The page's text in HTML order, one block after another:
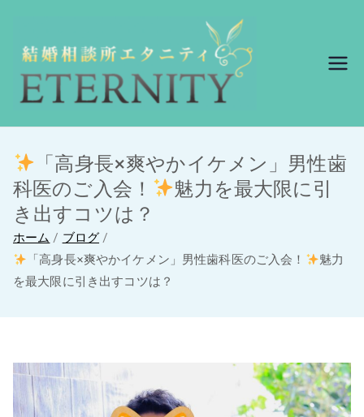
結婚相談所エ
結婚相談所エタニ
「高身長×爽やかイケメン」男性歯
科医のご入会！
魅力を最大限に引
き出すコツは？
ホーム
ブログ
「高身長×爽やかイケメン」男性歯科医のご入会！
魅力
を最大限に引き出すコツは？